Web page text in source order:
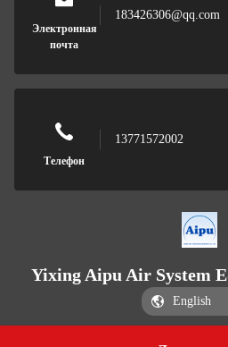
Электронная
почта
183426306@qq.com
Телефон
13771572002
Yixing Aipu Air System